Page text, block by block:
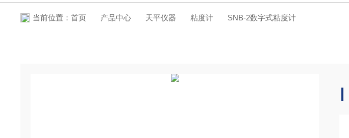
当前位置：首页 产品中心 天平仪器 粘度计 SNB-2数字式粘度计